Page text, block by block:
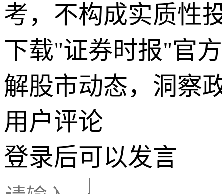
考，不构成实质性
下载"证券时报"官
解股市动态，洞察
用户评论
登录后可以发言